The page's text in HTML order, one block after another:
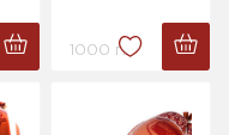
1000 г.